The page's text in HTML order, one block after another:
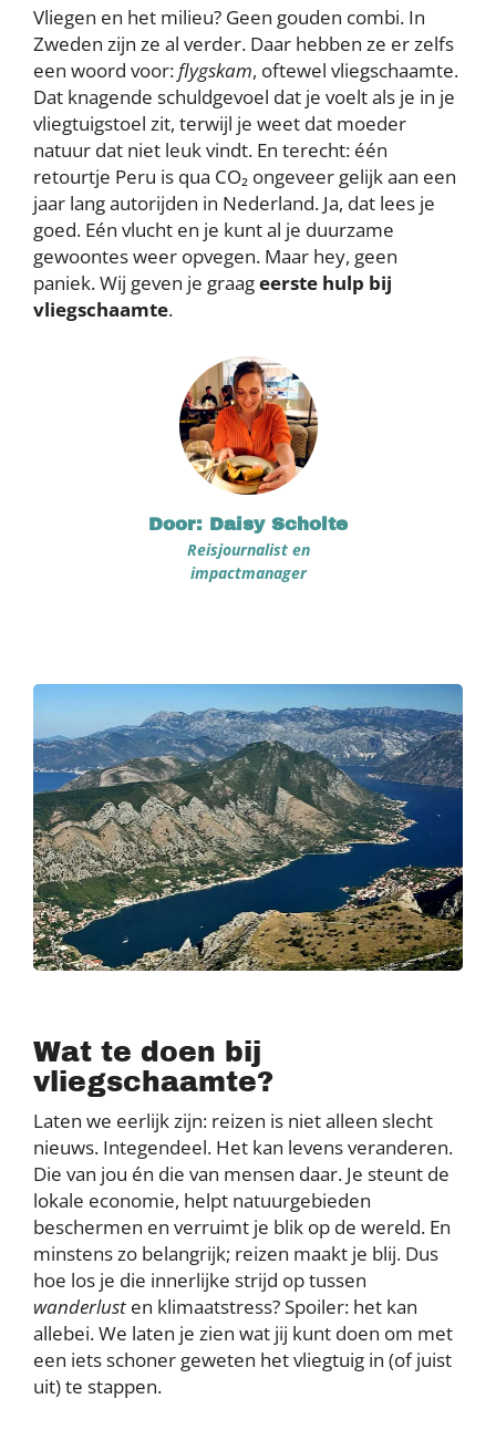
Vliegen en het milieu? Geen gouden combi. In
Zweden zijn ze al verder. Daar hebben ze er zelfs
een woord voor:flygskam, oftewel vliegschaamte.
Dat knagende schuldgevoel dat je voelt als je in je
vliegtuigstoel zit, terwijl je weet dat moeder
natuur dat niet leuk vindt. En terecht: één
retourtje Peru is qua CO₂ ongeveer gelijk aan een
jaar lang autorijden in Nederland. Ja, dat lees je
goed. Eén vlucht en je kunt al je duurzame
gewoontes weer opvegen. Maar hey, geen
paniek. Wij geven je graageerste hulp bij
vliegschaamte.
Door: Daisy Scholte
Reisjournalist en
impactmanager
Wat te doen bij
vliegschaamte?
Laten we eerlijk zijn: reizen is niet alleen slecht
nieuws. Integendeel. Het kan levens veranderen.
Die van jou én die van mensen daar. Je steunt de
lokale economie, helpt natuurgebieden
beschermen en verruimt je blik op de wereld. En
minstens zo belangrijk; reizen maakt je blij. Dus
hoe los je die innerlijke strijd op tussen
wanderlust en klimaatstress? Spoiler: het kan
allebei. We laten je zien wat jij kunt doen om met
een iets schoner geweten het vliegtuig in (of juist
uit) te stappen.